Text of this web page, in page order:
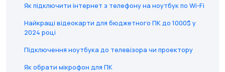
Як підключити інтернет з телефону на ноутбук по Wi-Fi
Найкращі відеокарти для бюджетного ПК до 1000$ у
2024 році
Підключення ноутбука до телевізора чи проектору
Як обрати мікрофон для ПК